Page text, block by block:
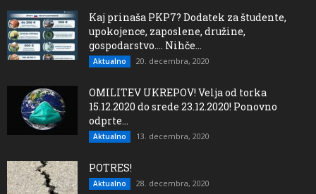
Kaj prinaša PKP7? Dodatek za študente,
upokojence, zaposlene, družine,
gospodarstvo…. Nihče...
Aktualno 20. decembra, 2020
OMILITEV UKREPOV! Velja od torka
15.12.2020 do srede 23.12.2020! Ponovno
odprte...
Aktualno 13. decembra, 2020
POTRES!
Aktualno 28. decembra, 2020